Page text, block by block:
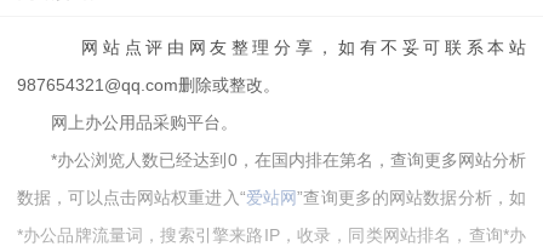
网站点评由网友整理分享，如有不妥可联系本站
987654321@qq.com删除或整改。
网上办公用品采购平台。
*办公浏览人数已经达到0，在国内排在第名，查询更多网站分析
数据，可以点击网站权重进入“爱站网”查询更多的网站数据分析，如
*办公品牌流量词，搜索引擎来路IP，收录，同类网站排名，查询*办